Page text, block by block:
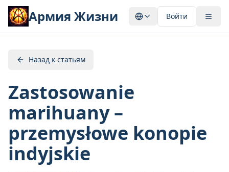
Армия Жизни Войти
Назад к статьям
Zastosowanie
marihuany –
przemysłowe konopie
indyjskie